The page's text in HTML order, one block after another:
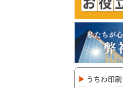
うちわ印